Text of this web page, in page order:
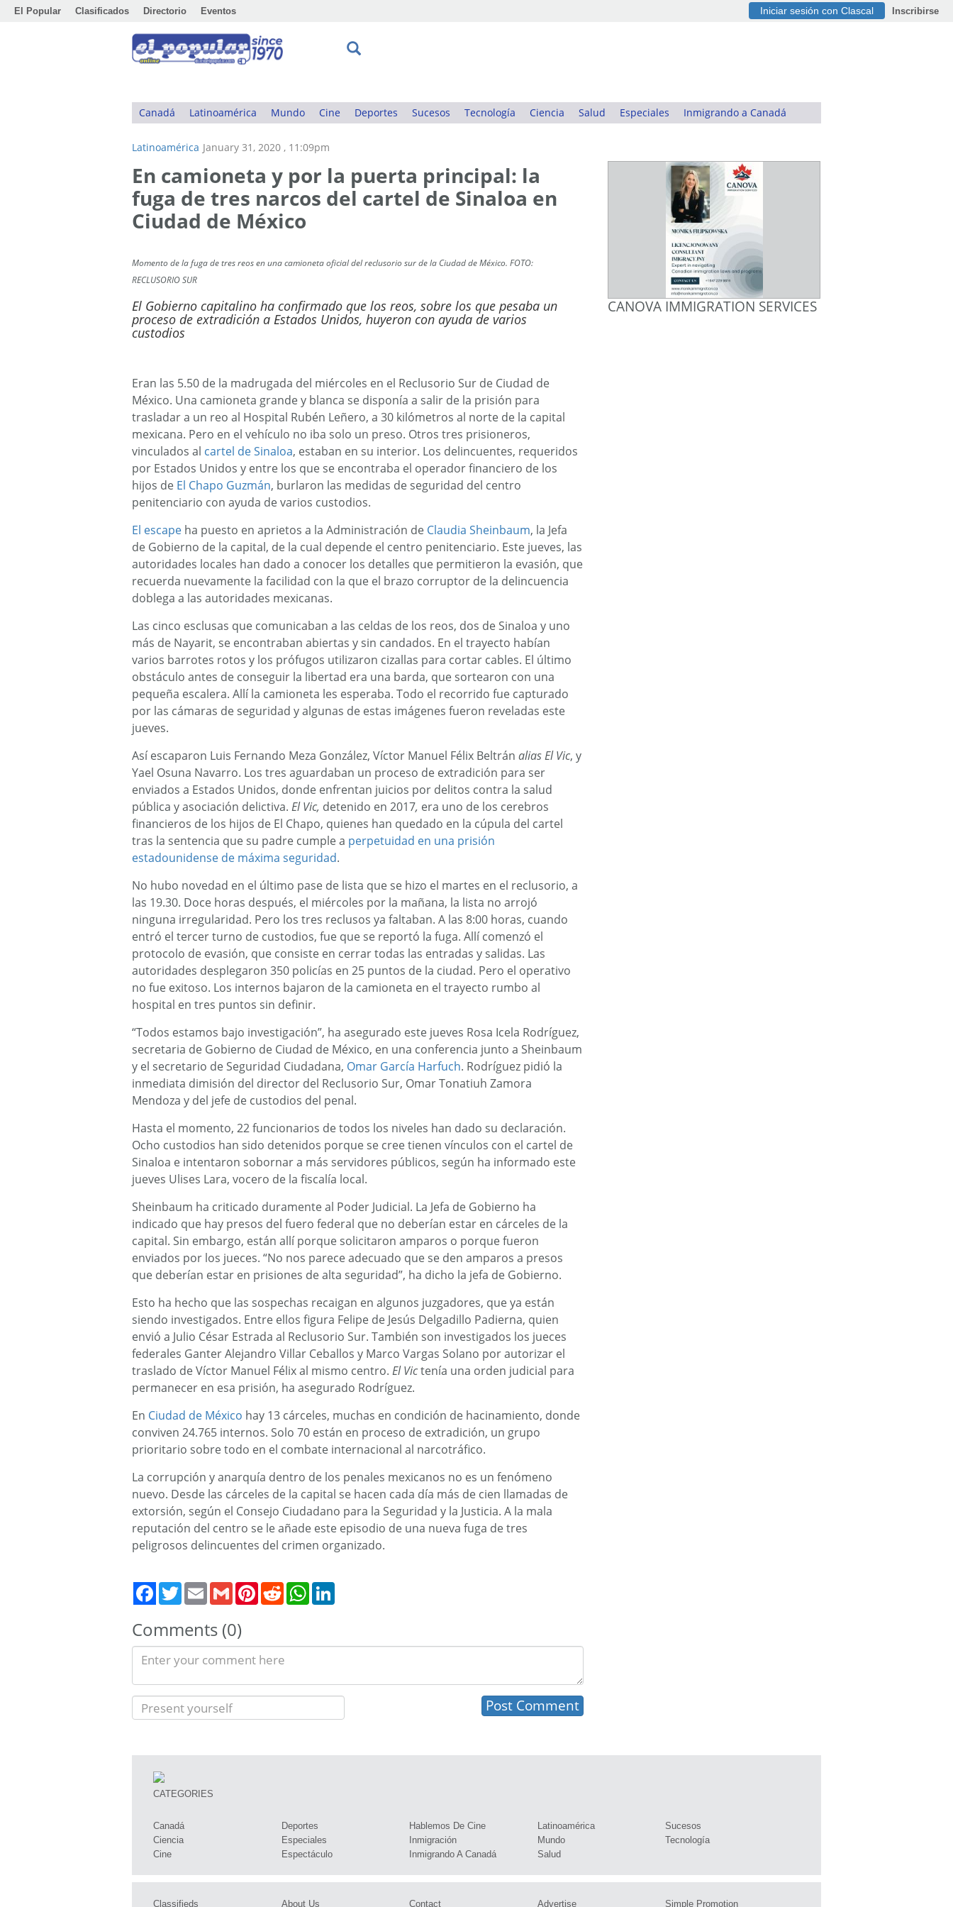
El Popular Clasificados Directorio Eventos Iniciar sesión con Clascal Inscribirse
Canadá Latinoamérica Mundo Cine Deportes Sucesos Tecnología Ciencia Salud Especiales Inmigrando a Canadá
Latinoamérica January 31, 2020 , 11:09pm
En camioneta y por la puerta principal: la
fuga de tres narcos del cartel de Sinaloa en
Ciudad de México
Momento de la fuga de tres reos en una camioneta oficial del reclusorio sur de la Ciudad de México. FOTO:
RECLUSORIO SUR
El Gobierno capitalino ha confirmado que los reos, sobre los que pesaba un
proceso de extradición a Estados Unidos, huyeron con ayuda de varios
custodios
Eran las 5.50 de la madrugada del miércoles en el Reclusorio Sur de Ciudad de
México. Una camioneta grande y blanca se disponía a salir de la prisión para
trasladar a un reo al Hospital Rubén Leñero, a 30 kilómetros al norte de la capital
mexicana. Pero en el vehículo no iba solo un preso. Otros tres prisioneros,
vinculados al cartel de Sinaloa, estaban en su interior. Los delincuentes, requeridos
por Estados Unidos y entre los que se encontraba el operador financiero de los
hijos de El Chapo Guzmán, burlaron las medidas de seguridad del centro
penitenciario con ayuda de varios custodios.
El escape ha puesto en aprietos a la Administración de Claudia Sheinbaum, la Jefa
de Gobierno de la capital, de la cual depende el centro penitenciario. Este jueves, las
autoridades locales han dado a conocer los detalles que permitieron la evasión, que
recuerda nuevamente la facilidad con la que el brazo corruptor de la delincuencia
doblega a las autoridades mexicanas.
Las cinco esclusas que comunicaban a las celdas de los reos, dos de Sinaloa y uno
más de Nayarit, se encontraban abiertas y sin candados. En el trayecto habían
varios barrotes rotos y los prófugos utilizaron cizallas para cortar cables. El último
obstáculo antes de conseguir la libertad era una barda, que sortearon con una
pequeña escalera. Allí la camioneta les esperaba. Todo el recorrido fue capturado
por las cámaras de seguridad y algunas de estas imágenes fueron reveladas este
jueves.
Así escaparon Luis Fernando Meza González, Víctor Manuel Félix Beltrán alias El Vic, y
Yael Osuna Navarro. Los tres aguardaban un proceso de extradición para ser
enviados a Estados Unidos, donde enfrentan juicios por delitos contra la salud
pública y asociación delictiva. El Vic, detenido en 2017, era uno de los cerebros
financieros de los hijos de El Chapo, quienes han quedado en la cúpula del cartel
tras la sentencia que su padre cumple a perpetuidad en una prisión
estadounidense de máxima seguridad.
No hubo novedad en el último pase de lista que se hizo el martes en el reclusorio, a
las 19.30. Doce horas después, el miércoles por la mañana, la lista no arrojó
ninguna irregularidad. Pero los tres reclusos ya faltaban. A las 8:00 horas, cuando
entró el tercer turno de custodios, fue que se reportó la fuga. Allí comenzó el
protocolo de evasión, que consiste en cerrar todas las entradas y salidas. Las
autoridades desplegaron 350 policías en 25 puntos de la ciudad. Pero el operativo
no fue exitoso. Los internos bajaron de la camioneta en el trayecto rumbo al
hospital en tres puntos sin definir.
“Todos estamos bajo investigación”, ha asegurado este jueves Rosa Icela Rodríguez,
secretaria de Gobierno de Ciudad de México, en una conferencia junto a Sheinbaum
y el secretario de Seguridad Ciudadana, Omar García Harfuch. Rodríguez pidió la
inmediata dimisión del director del Reclusorio Sur, Omar Tonatiuh Zamora
Mendoza y del jefe de custodios del penal.
Hasta el momento, 22 funcionarios de todos los niveles han dado su declaración.
Ocho custodios han sido detenidos porque se cree tienen vínculos con el cartel de
Sinaloa e intentaron sobornar a más servidores públicos, según ha informado este
jueves Ulises Lara, vocero de la fiscalía local.
Sheinbaum ha criticado duramente al Poder Judicial. La Jefa de Gobierno ha
indicado que hay presos del fuero federal que no deberían estar en cárceles de la
capital. Sin embargo, están allí porque solicitaron amparos o porque fueron
enviados por los jueces. “No nos parece adecuado que se den amparos a presos
que deberían estar en prisiones de alta seguridad”, ha dicho la jefa de Gobierno.
Esto ha hecho que las sospechas recaigan en algunos juzgadores, que ya están
siendo investigados. Entre ellos figura Felipe de Jesús Delgadillo Padierna, quien
envió a Julio César Estrada al Reclusorio Sur. También son investigados los jueces
federales Ganter Alejandro Villar Ceballos y Marco Vargas Solano por autorizar el
traslado de Víctor Manuel Félix al mismo centro. El Victenía una orden judicial para
permanecer en esa prisión, ha asegurado Rodríguez.
En Ciudad de México hay 13 cárceles, muchas en condición de hacinamiento, donde
conviven 24.765 internos. Solo 70 están en proceso de extradición, un grupo
prioritario sobre todo en el combate internacional al narcotráfico.
La corrupción y anarquía dentro de los penales mexicanos no es un fenómeno
nuevo. Desde las cárceles de la capital se hacen cada día más de cien llamadas de
extorsión, según el Consejo Ciudadano para la Seguridad y la Justicia. A la mala
reputación del centro se le añade este episodio de una nueva fuga de tres
peligrosos delincuentes del crimen organizado.
TwitterEmail Gmail PinterestRedditWhatsApp
Comments (0)
CANOVA IMMIGRATION SERVICES
CATEGORIES
Canadá
Ciencia
Cine
Deportes
Especiales
Espectáculo
Hablemos De Cine
Inmigración
Inmigrando A Canadá
Latinoamérica
Mundo
Salud
Sucesos
Tecnología
Classifieds About Us Contact Advertise Simple Promotion